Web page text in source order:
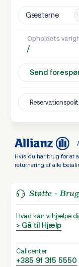
Gæsterne
Opholdets
/
Send
Hvis du har brug for at
returnering af alle
Støtte -
Hvad kan vi hjælpe
> Gå til Hjælp
Callcenter
+385 91 315 5550